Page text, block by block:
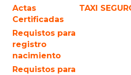
Actas
Certificadas
Requistos para
registro
nacimiento
Requistos para
TAXI